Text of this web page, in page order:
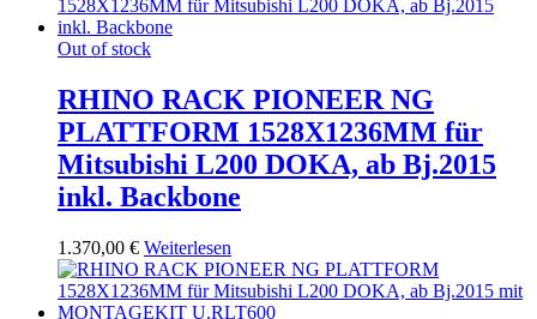
Out of stock
RHINO RACK PIONEER NG
PLATTFORM 1528X1236MM für
Mitsubishi L200 DOKA, ab Bj.2015
inkl. Backbone
1.370,00 € Weiterlesen